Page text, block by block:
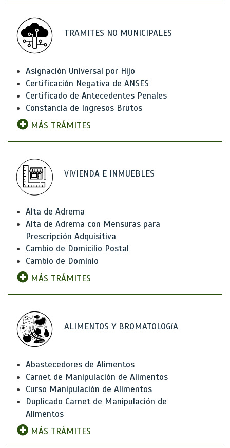
TRAMITES NO MUNICIPALES
Asignación Universal por Hijo
Certificación Negativa de ANSES
Certificado de Antecedentes Penales
Constancia de Ingresos Brutos
MÁS TRÁMITES
VIVIENDA E INMUEBLES
Alta de Adrema
Alta de Adrema con Mensuras para
Prescripción Adquisitiva
Cambio de Domicilio Postal
Cambio de Dominio
MÁS TRÁMITES
ALIMENTOS Y BROMATOLOGíA
Abastecedores de Alimentos
Carnet de Manipulación de Alimentos
Curso Manipulación de Alimentos
Duplicado Carnet de Manipulación de
Alimentos
MÁS TRÁMITES